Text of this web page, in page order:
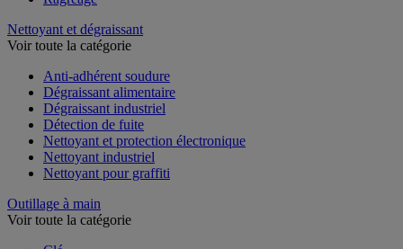
Nettoyant et dégraissant
Voir toute la catégorie
Anti-adhérent soudure
Dégraissant alimentaire
Dégraissant industriel
Détection de fuite
Nettoyant et protection électronique
Nettoyant industriel
Nettoyant pour graffiti
Outillage à main
Voir toute la catégorie